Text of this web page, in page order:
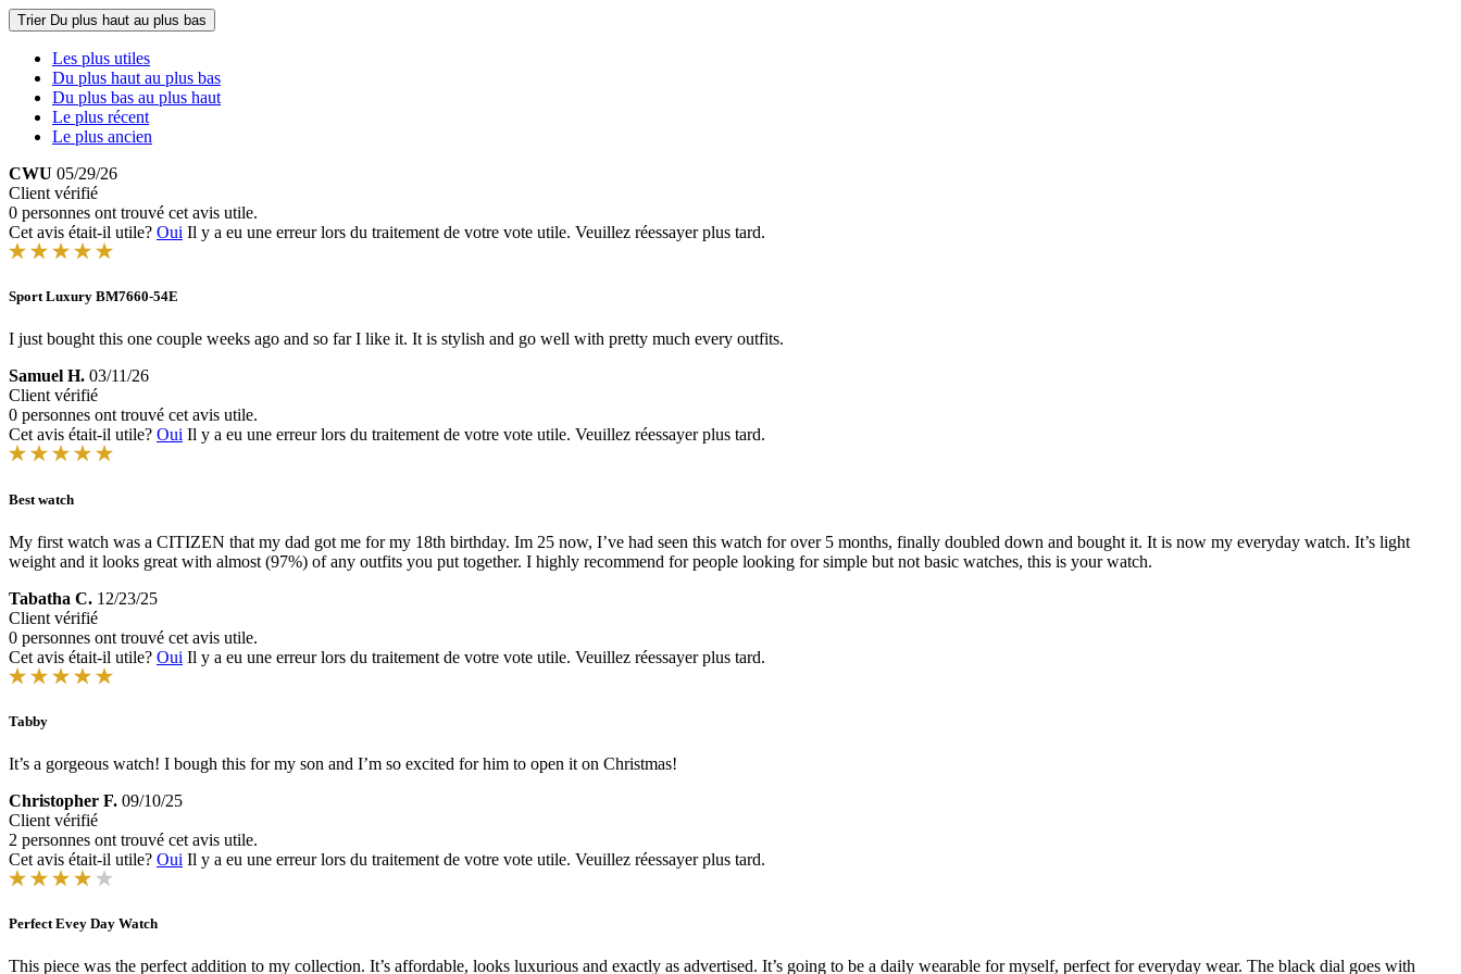
Trier Du plus haut au plus bas
Les plus utiles
Du plus haut au plus bas
Du plus bas au plus haut
Le plus récent
Le plus ancien
CWU 05/29/26
Client vérifié
0 personnes ont trouvé cet avis utile.
Cet avis était-il utile? Oui Il y a eu une erreur lors du traitement de votre vote utile. Veuillez réessayer plus tard.
Sport Luxury BM7660-54E
I just bought this one couple weeks ago and so far I like it. It is stylish and go well with pretty much every outfits.
Samuel H. 03/11/26
Client vérifié
0 personnes ont trouvé cet avis utile.
Cet avis était-il utile? Oui Il y a eu une erreur lors du traitement de votre vote utile. Veuillez réessayer plus tard.
Best watch
My first watch was a CITIZEN that my dad got me for my 18th birthday. Im 25 now, I’ve had seen this watch for over 5 months, finally doubled down and bought it. It is now my everyday watch. It’s light
weight and it looks great with almost (97%) of any outfits you put together. I highly recommend for people looking for simple but not basic watches, this is your watch.
Tabatha C. 12/23/25
Client vérifié
0 personnes ont trouvé cet avis utile.
Cet avis était-il utile? Oui Il y a eu une erreur lors du traitement de votre vote utile. Veuillez réessayer plus tard.
Tabby
It’s a gorgeous watch! I bough this for my son and I’m so excited for him to open it on Christmas!
Christopher F. 09/10/25
Client vérifié
2 personnes ont trouvé cet avis utile.
Cet avis était-il utile? Oui Il y a eu une erreur lors du traitement de votre vote utile. Veuillez réessayer plus tard.
Perfect Evey Day Watch
This piece was the perfect addition to my collection. It’s affordable, looks luxurious and exactly as advertised. It’s going to be a daily wearable for myself, perfect for everyday wear. The black dial goes with